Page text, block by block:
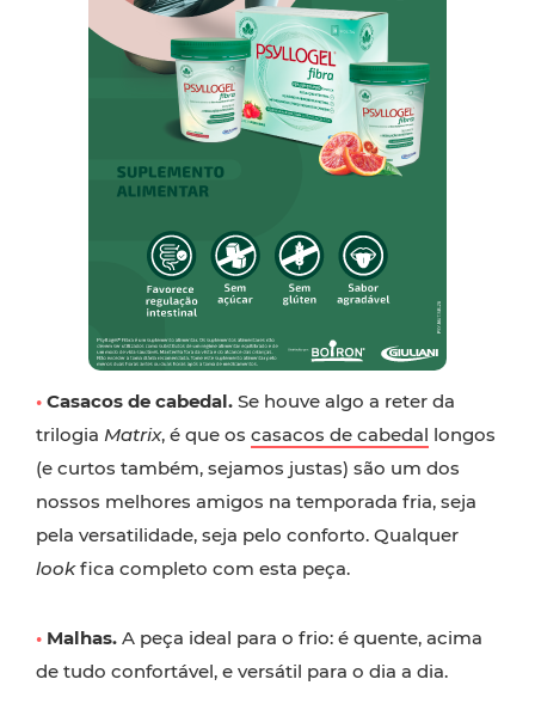
• Casacos de cabedal. Se houve algo a reter da
trilogia Matrix, é que os casacos de cabedal longos
(e curtos também, sejamos justas) são um dos
nossos melhores amigos na temporada fria, seja
pela versatilidade, seja pelo conforto. Qualquer
lookfica completo com esta peça.
• Malhas. A peça ideal para o frio: é quente, acima
de tudo confortável, e versátil para o dia a dia.